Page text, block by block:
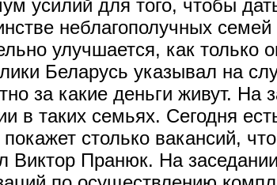
усилий для того, чтобы
неблагополучных
улучшается, как только
Беларусь указывал на
за какие деньги живут.
в таких семьях. Сегодня
столько вакансий,
Виктор Пранюк. На